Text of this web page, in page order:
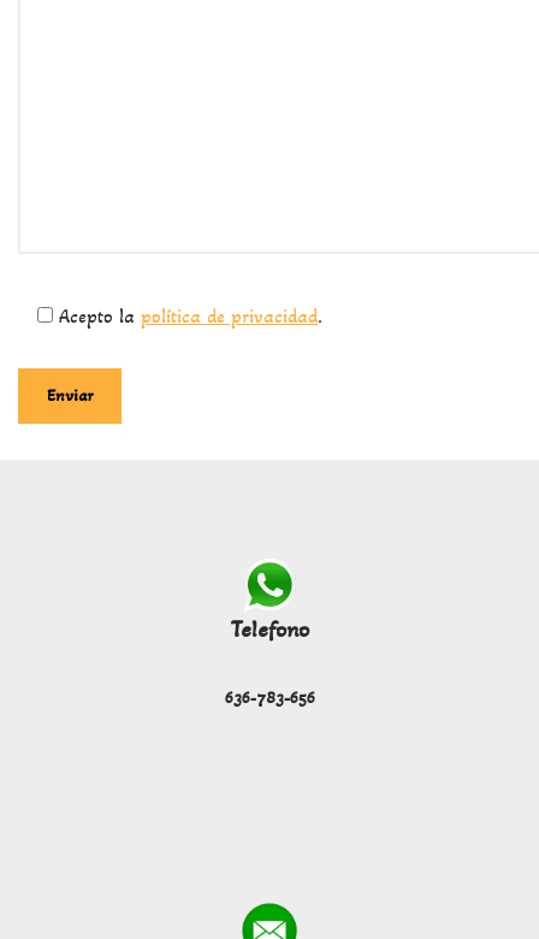
Acepto la política de privacidad.
Telefono
636-783-656